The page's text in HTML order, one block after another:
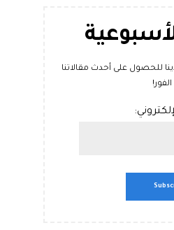
للحصول على أحدث مقالاتنا